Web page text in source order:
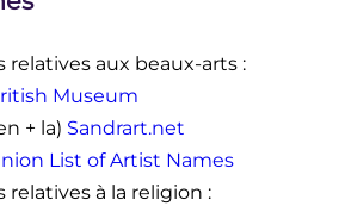
relatives aux beaux-arts:
Museum
+ la) Sandrart.net
List of Artist Names
relatives à la religion :